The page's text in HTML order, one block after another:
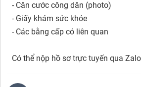
- Căn cước công dân (photo)
- Giấy khám sức khỏe
- Các bằng cấp có liên quan
Có thể nộp hồ sơ trực tuyến qua